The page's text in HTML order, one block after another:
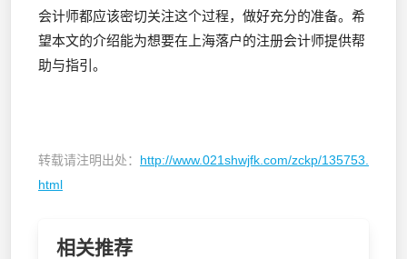
会计师都应该密切关注这个过程，做好充分的准备。希
望本文的介绍能为想要在上海落户的注册会计师提供帮
助与指引。
转载请注明出处： http://www.021shwjfk.com/zckp/135753.
html
相关推荐